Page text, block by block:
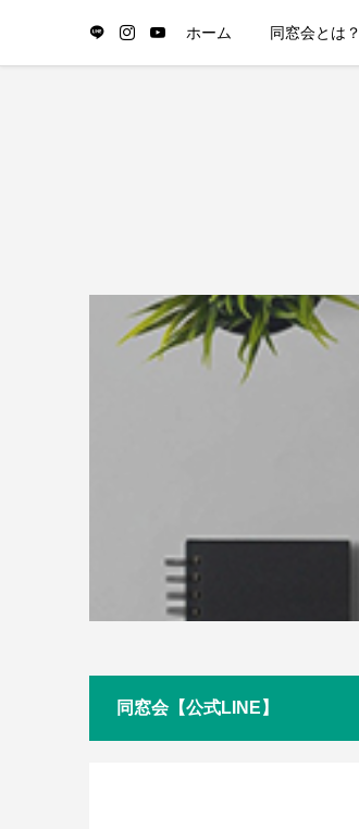
ホーム 同窓会とは？
同窓会【公式LINE】